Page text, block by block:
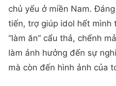
chủ yếu ở miền Nam.
tiến, trợ giúp idol hết mình
“làm ăn” cẩu thả, chểnh
làm ảnh hưởng đến sự
mà còn đến hình ảnh của